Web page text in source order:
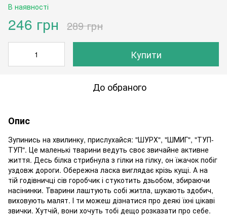
В наявності
246 грн 289 грн
Купити
До обраного
Опис
Зупинись на хвилинку, прислухайся: "ШУРХ", "ШМИГ", "ТУП-
ТУП". Це маленькі тварини ведуть своє звичайне активне
життя. Десь білка стрибнула з гілки на гілку, он їжачок побіг
уздовж дороги. Обережна ласка виглядає крізь кущі. А на
тій годівничці сів горобчик і стукотить дзьобом, збираючи
насінинки. Тварини лаштують собі житла, шукають здобич,
виховують малят. І ти можеш дізнатися про деякі їхні цікаві
звички. Хутчій, вони хочуть тобі дещо розказати про себе.